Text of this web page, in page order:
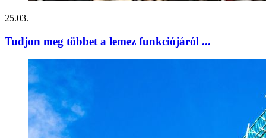
25.03.
Tudjon meg többet a lemez funkciójáról ...